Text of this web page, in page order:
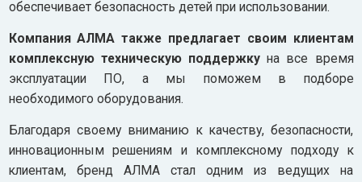
обеспечивает безопасность детей при использовании.
Компания АЛМА также предлагает своим клиентам
комплексную техническую поддержкуна все время
эксплуатации ПО, а мы поможем в подборе
необходимого оборудования.
Благодаря своему вниманию к качеству, безопасности,
инновационным решениям и комплексному подходу к
клиентам, бренд АЛМА стал одним из ведущих на